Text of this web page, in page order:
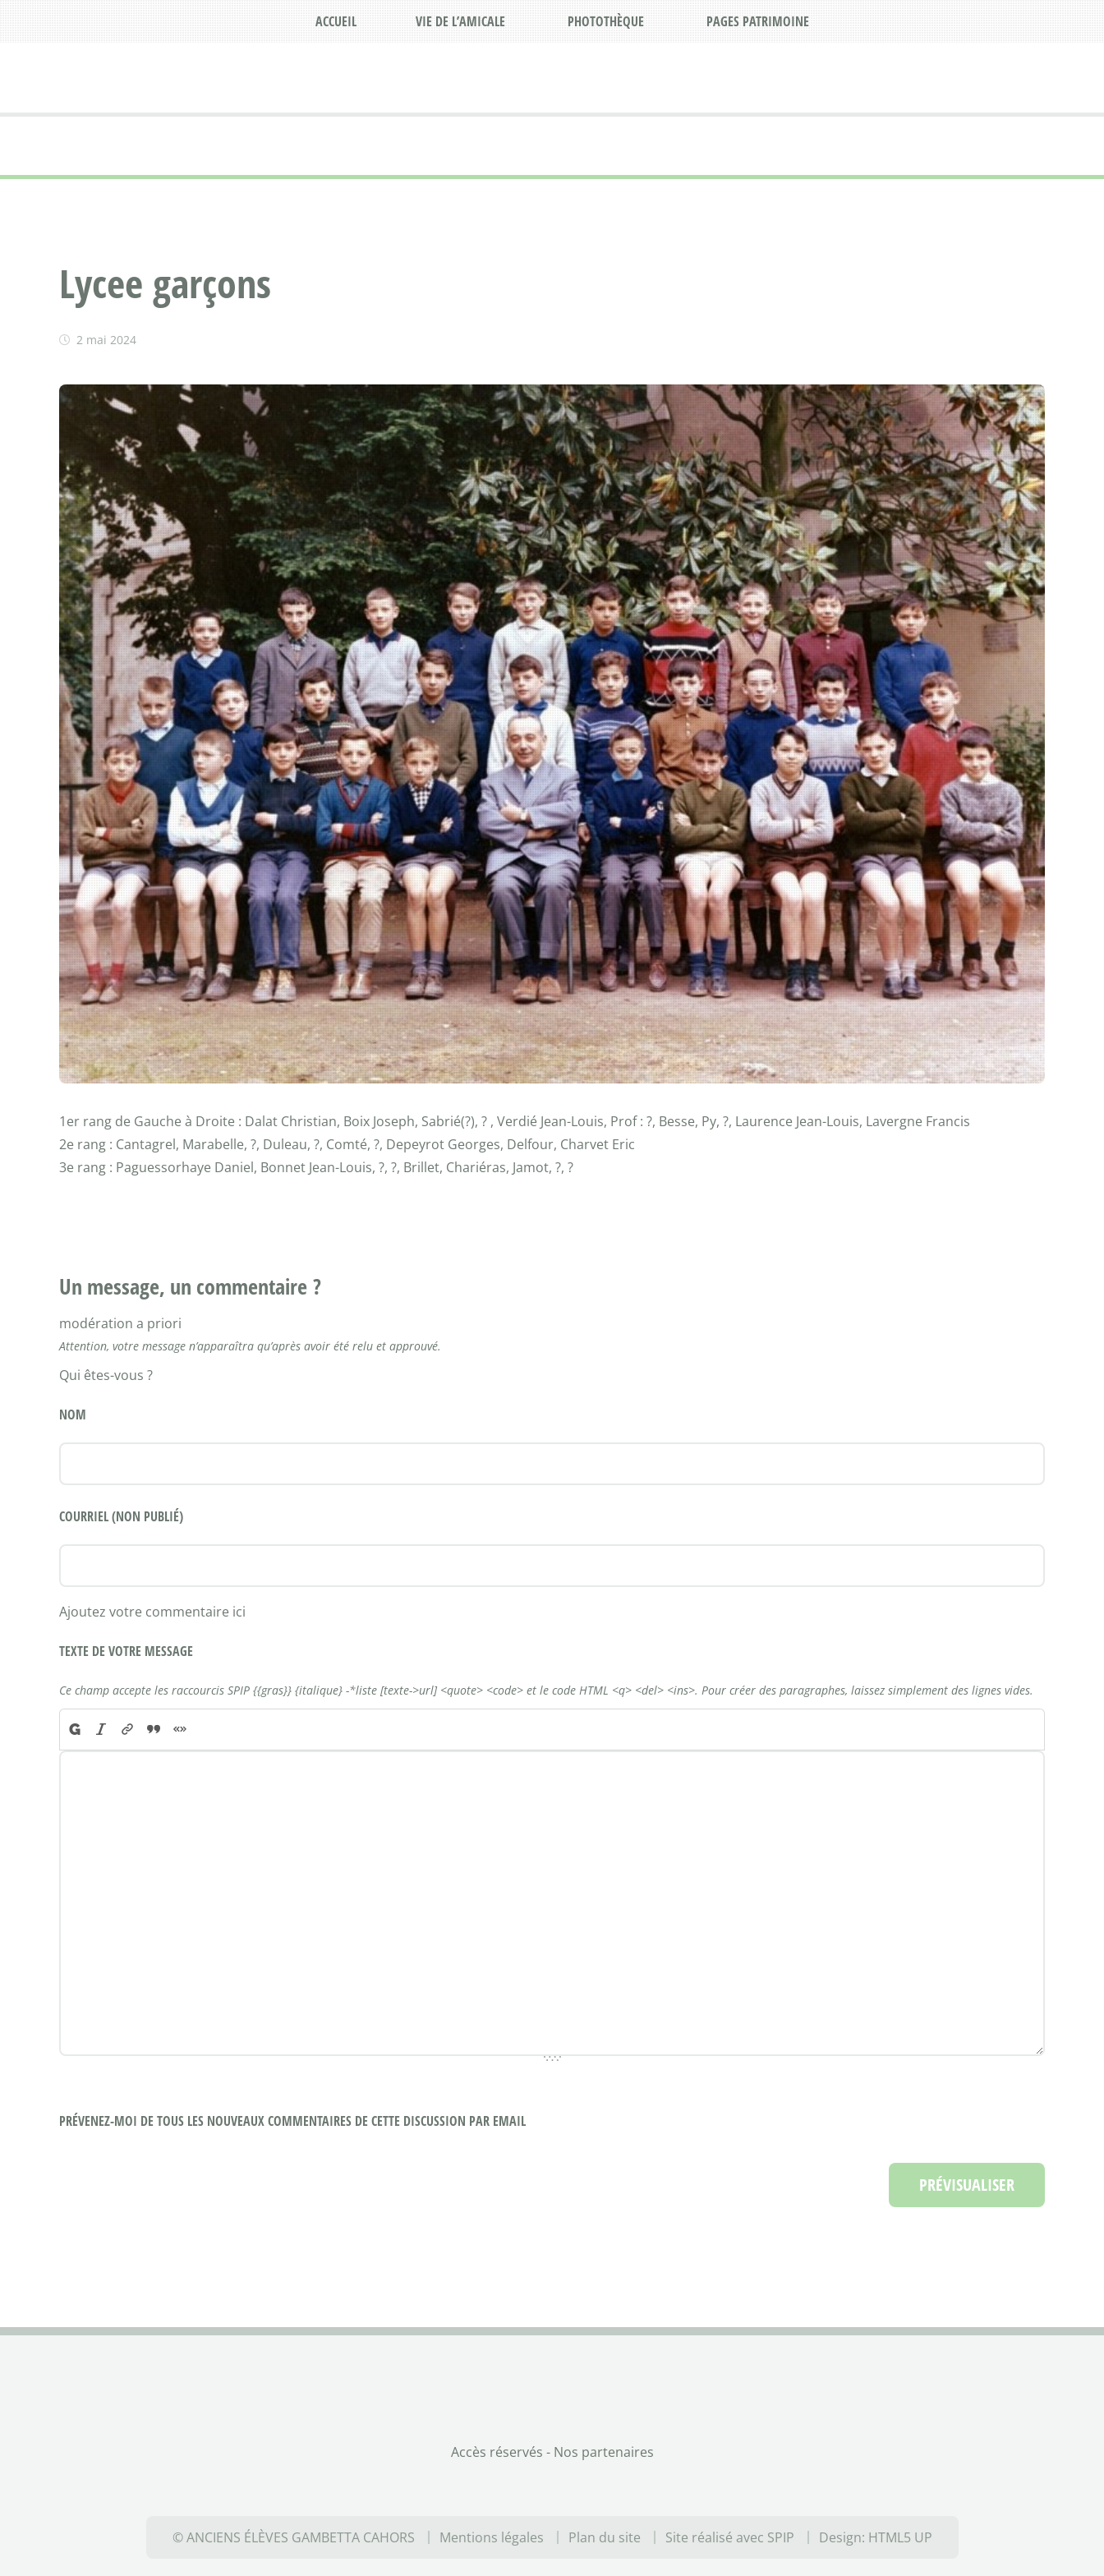
ACCUEIL VIE DE L’AMICALE PHOTOTHÈQUE PAGES PATRIMOINE
Lycee garçons
2 mai 2024
1er rang de Gauche à Droite : Dalat Christian, Boix Joseph, Sabrié(?), ? , Verdié Jean-Louis, Prof : ?, Besse, Py, ?, Laurence Jean-Louis, Lavergne Francis
2e rang : Cantagrel, Marabelle, ?, Duleau, ?, Comté, ?, Depeyrot Georges, Delfour, Charvet Eric
3e rang : Paguessorhaye Daniel, Bonnet Jean-Louis, ?, ?, Brillet, Chariéras, Jamot, ?, ?
Un message, un commentaire ?
modération a priori
Attention, votre message n’apparaîtra qu’après avoir été relu et approuvé.
Qui êtes-vous ?
NOM
COURRIEL (NON PUBLIÉ)
Ajoutez votre commentaire ici
TEXTE DE VOTRE MESSAGE
Ce champ accepte les raccourcis SPIP {{gras}} {italique} -*liste [texte->url] <quote> <code> et le code HTML <q> <del> <ins>. Pour créer des paragraphes, laissez simplement des lignes vides.
PRÉVENEZ-MOI DE TOUS LES NOUVEAUX COMMENTAIRES DE CETTE DISCUSSION PAR EMAIL
Accès réservés - Nos partenaires
© ANCIENS ÉLÈVES GAMBETTA CAHORS Mentions légales Plan du site Site réalisé avec SPIP Design: HTML5 UP